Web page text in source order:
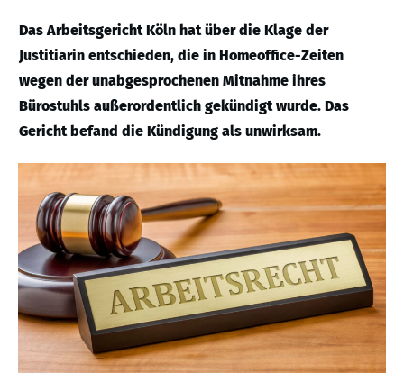
Das Arbeitsgericht Köln hat über die Klage der
Justitiarin entschieden, die in Homeoffice-Zeiten
wegen der unabgesprochenen Mitnahme ihres
Bürostuhls außerordentlich gekündigt wurde. Das
Gericht befand die Kündigung als unwirksam.